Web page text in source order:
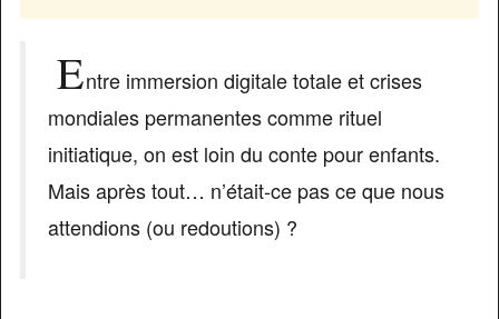
Entre immersion digitale totale et crises
mondiales permanentes comme rituel
initiatique, on est loin du conte pour enfants.
Mais après tout… n’était-ce pas ce que nous
attendions (ou redoutions) ?